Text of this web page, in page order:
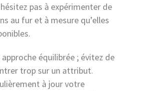
pas à expérimenter de
au fur et à mesure qu’elles
approche équilibrée ; évitez de
trop sur un attribut.
à jour votre